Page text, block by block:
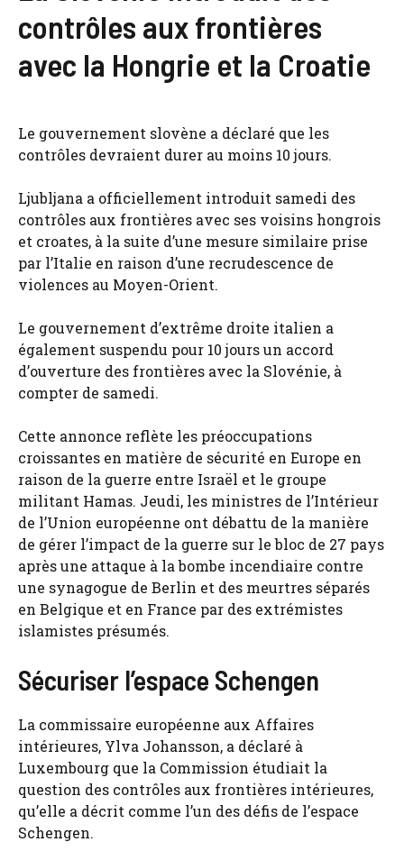
contrôles aux frontières
avec la Hongrie et la Croatie
Le gouvernement slovène a déclaré que les
contrôles devraient durer au moins 10 jours.
Ljubljana a officiellement introduit samedi des
contrôles aux frontières avec ses voisins hongrois
et croates, à la suite d’une mesure similaire prise
par l’Italie en raison d’une recrudescence de
violences au Moyen-Orient.
Le gouvernement d’extrême droite italien a
également suspendu pour 10 jours un accord
d’ouverture des frontières avec la Slovénie, à
compter de samedi.
Cette annonce reflète les préoccupations
croissantes en matière de sécurité en Europe en
raison de la guerre entre Israël et le groupe
militant Hamas. Jeudi, les ministres de l’Intérieur
de l’Union européenne ont débattu de la manière
de gérer l’impact de la guerre sur le bloc de 27 pays
après une attaque à la bombe incendiaire contre
une synagogue de Berlin et des meurtres séparés
en Belgique et en France par des extrémistes
islamistes présumés.
Sécuriser l’espace Schengen
La commissaire européenne aux Affaires
intérieures, Ylva Johansson, a déclaré à
Luxembourg que la Commission étudiait la
question des contrôles aux frontières intérieures,
qu’elle a décrit comme l’un des défis de l’espace
Schengen.